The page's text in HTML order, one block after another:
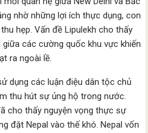
nhờ những lợi ích thực dụng, con
hẹp. Vấn đề Lipulekh cho thấy
các cường quốc khu vực khiến
ra ngoài lề.
dụng các luận điệu dân tộc chủ
thu hút sự ủng hộ trong nước.
cho thấy nguyện vọng thực sự
đặt Nepal vào thế khó. Nepal vốn